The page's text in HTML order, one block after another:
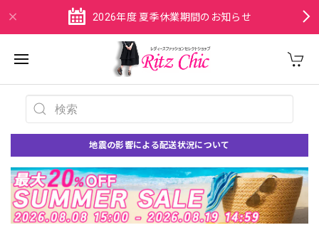
2026年度 夏季休業期間のお知らせ
地震の影響による配送状況について